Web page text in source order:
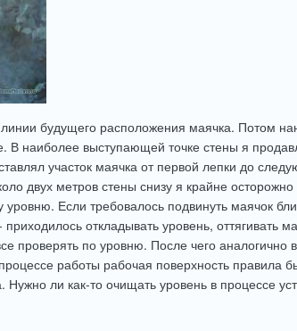
будущего расположения маячка. Потом
В наиболее выступающей точке стены я
участок маячка от первой лепки до
двух метров стены снизу я крайне
Если требовалось подвинуть маячок
откладывать уровень, оттягивать
проверять по уровню. После чего аналогично
работы рабочая поверхность правила
ли как-то очищать уровень в процессе